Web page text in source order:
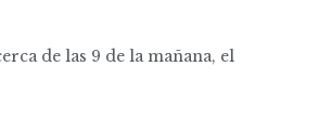
de las 9 de la mañana, el